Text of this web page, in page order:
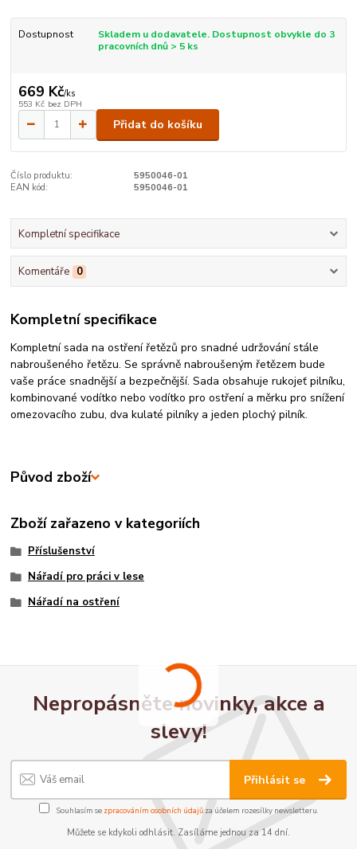
Dostupnost
Skladem u dodavatele. Dostupnost obvykle do 3
pracovních dnů > 5 ks
669 Kč/ks
553 Kč bez DPH
Přidat do košíku
Číslo produktu:
5950046-01
EAN kód:
5950046-01
Kompletní specifikace
Komentáře 0
Kompletní specifikace
Kompletní sada na ostření řetězů pro snadné udržování stále
nabroušeného řetězu. Se správně nabroušeným řetězem bude
vaše práce snadnější a bezpečnější. Sada obsahuje rukojeť pilníku,
kombinované vodítko nebo vodítko pro ostření a měrku pro snížení
omezovacího zubu, dva kulaté pilníky a jeden plochý pilník.
Původ zboží
Zboží zařazeno v kategoriích
Příslušenství
Nářadí pro práci v lese
Nářadí na ostření
Nepropásněte novinky, akce a
slevy!
Přihlásit se
Souhlasím se zpracováním osobních údajůza účelem rozesílky newsletteru.
Můžete se kdykoli odhlásit. Zasíláme jednou za 14 dní.